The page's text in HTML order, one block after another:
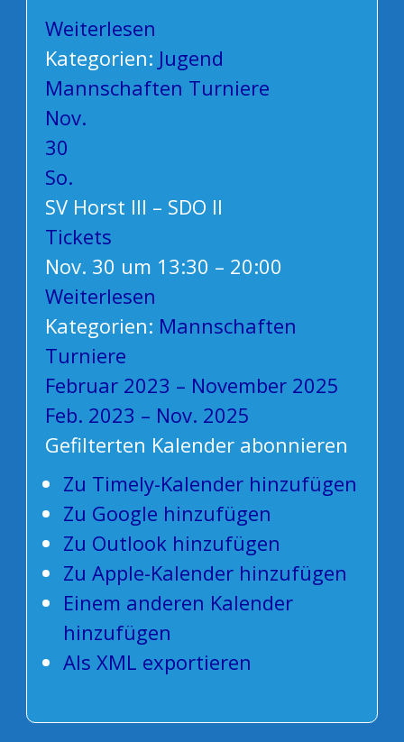
Weiterlesen
Kategorien: Jugend
Mannschaften Turniere
Nov.
30
So.
SV Horst III – SDO II
Tickets
Nov. 30 um 13:30 – 20:00
Weiterlesen
Kategorien: Mannschaften
Turniere
Februar 2023 – November 2025
Feb. 2023 – Nov. 2025
Gefilterten Kalender abonnieren
Zu Timely-Kalender hinzufügen
Zu Google hinzufügen
Zu Outlook hinzufügen
Zu Apple-Kalender hinzufügen
Einem anderen Kalender
hinzufügen
Als XML exportieren